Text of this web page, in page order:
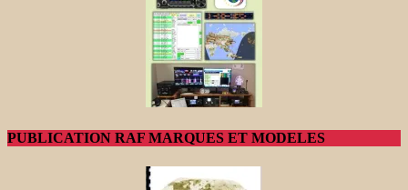
PUBLICATION RAF MARQUES ET MODELES